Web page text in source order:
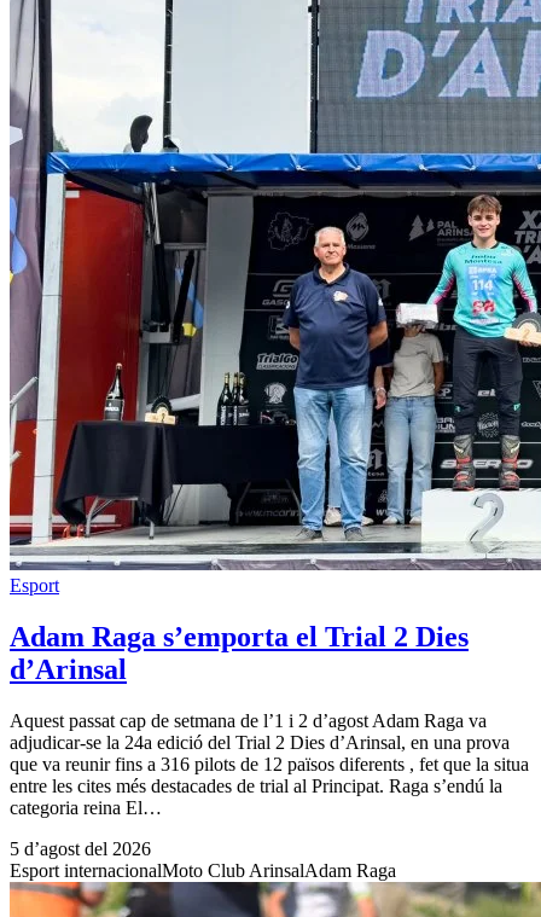
Esport
Adam Raga s’emporta el Trial 2 Dies
d’Arinsal
Aquest passat cap de setmana de l’1 i 2 d’agost Adam Raga va
adjudicar-se la 24a edició del Trial 2 Dies d’Arinsal, en una prova
que va reunir fins a 316 pilots de 12 països diferents , fet que la situa
entre les cites més destacades de trial al Principat. Raga s’endú la
categoria reina El…
5 d’agost del 2026
Esport internacionalMoto Club ArinsalAdam Raga